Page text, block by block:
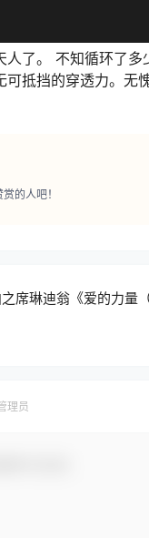
人了。 不知循环了
可抵挡的穿透力。无
的人吧！
席琳迪翁《爱的力量
理员